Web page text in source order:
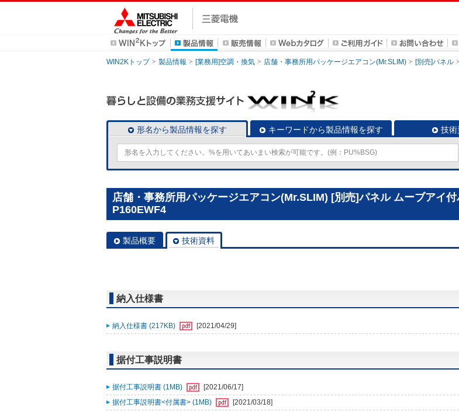
WIN2Kトップ 製品情報 [業務用]空調・換気 店舗・事務所用パッケージエアコン(Mr.SLIM) [別売]パネル
形名から製品情報を探す キーワードから製品情報を探す 技術
店舗・事務所用パッケージエアコン(Mr.SLIM) [別売]パネル ムーブアイ
P160EWF4
製品概要 技術資料
納入仕様書
納入仕様書 (217KB) [2021/04/29]
据付工事説明書
据付工事説明書 (1MB)
[2021/06/17]
据付工事説明書<付属書> (1MB)
[2021/03/18]